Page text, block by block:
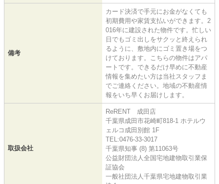
備考
カード決済で手元にお金がなくても
初期費用や家賃支払いができます。2
016年に建設された物件です。忙しい
日でもゴミ出しをサクッと終えられ
るように、敷地内にゴミ置き場をつ
けております。こちらの物件はアパ
ートです。できるだけ早めに不動産
情報を集めたい方は当社スタッフま
でご連絡ください。地域の不動産情
報をいち早くお届けします。
取扱会社
ReRENT 成田店
千葉県成田市花崎町818-1 ホテルウ
ェルコ成田別館 1F
TEL:0476-33-3017
千葉県知事 (8) 第11063号
公益財団法人全国宅地建物取引業保
証協会
一般社団法人千葉県宅地建物取引業